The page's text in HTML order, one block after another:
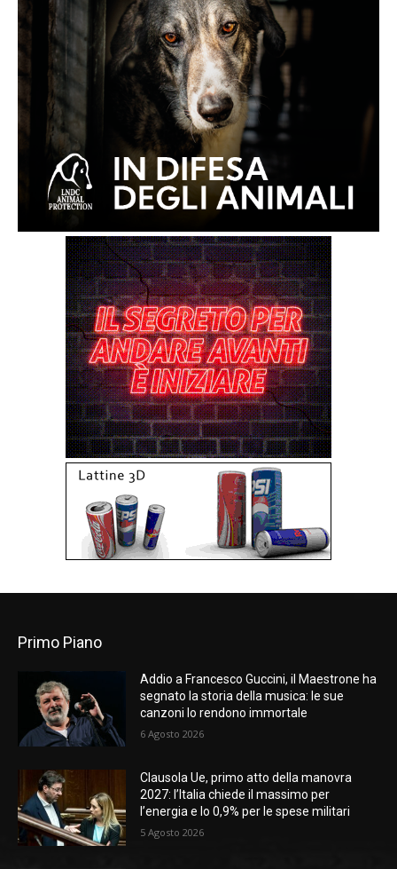
Primo Piano
Addio a Francesco Guccini, il Maestrone ha
segnato la storia della musica: le sue
canzoni lo rendono immortale
6 Agosto 2026
Clausola Ue, primo atto della manovra
2027: l’Italia chiede il massimo per
l’energia e lo 0,9% per le spese militari
5 Agosto 2026